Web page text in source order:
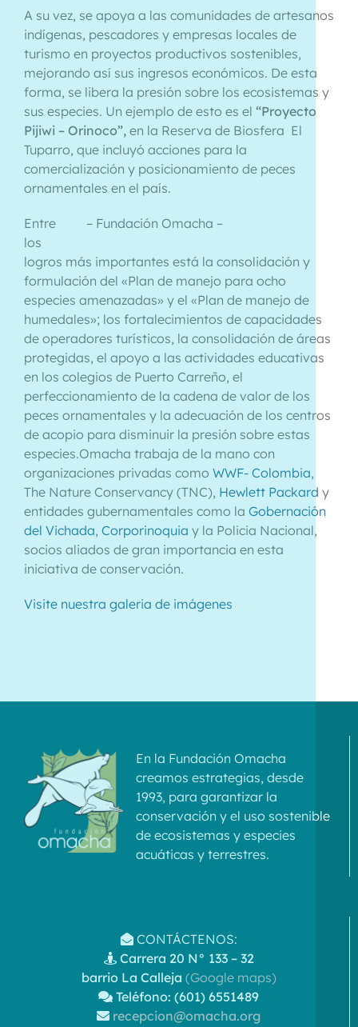
A su vez, se apoya a las comunidades de artesanos
indígenas, pescadores y empresas locales de
turismo en proyectos productivos sostenibles,
mejorando así sus ingresos económicos. De esta
forma, se libera la presión sobre los ecosistemas y
sus especies. Un ejemplo de esto es el “Proyecto
Pijiwi – Orinoco”, en la Reserva de Biosfera El
Tuparro, que incluyó acciones para la
comercialización y posicionamiento de peces
ornamentales en el país.
– Fundación Omacha –
Entre
los
logros más importantes está la consolidación y
formulación del «Plan de manejo para ocho
especies amenazadas» y el «Plan de manejo de
humedales»; los fortalecimientos de capacidades
de operadores turísticos, la consolidación de áreas
protegidas, el apoyo a las actividades educativas
en los colegios de Puerto Carreño, el
perfeccionamiento de la cadena de valor de los
peces ornamentales y la adecuación de los centros
de acopio para disminuir la presión sobre estas
especies.Omacha trabaja de la mano con
organizaciones privadas como WWF- Colombia,
The Nature Conservancy (TNC), Hewlett Packard y
entidades gubernamentales como la Gobernación
del Vichada, Corporinoquia y la Policia Nacional,
socios aliados de gran importancia en esta
iniciativa de conservación.
Visite nuestra galeria de imágenes
En la Fundación Omacha
creamos estrategias, desde
1993, para garantizar la
conservación y el uso sostenible
de ecosistemas y especies
acuáticas y terrestres.
CONTÁCTENOS:
Carrera 20 N° 133 – 32
barrio La Calleja (Google maps)
Teléfono: (601) 6551489
recepcion@omacha.org